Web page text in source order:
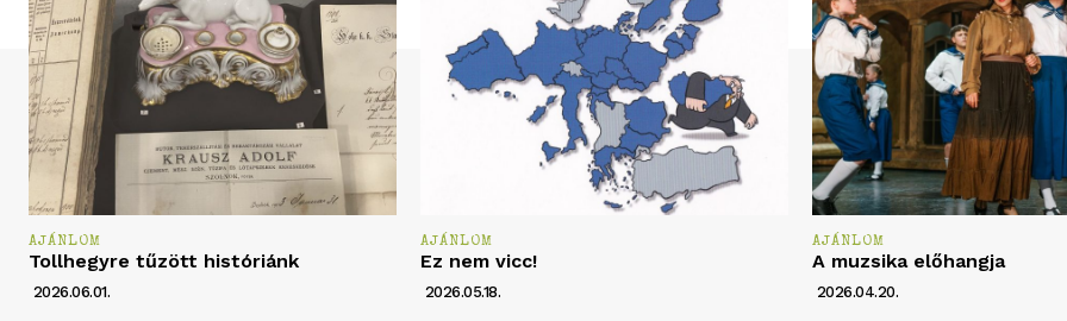
AJÁNLOM
Tollhegyre tűzött históriánk
2026.06.01.
AJÁNLOM
Ez nem vicc!
2026.05.18.
AJÁNLOM
A muzsika előhangja
2026.04.20.